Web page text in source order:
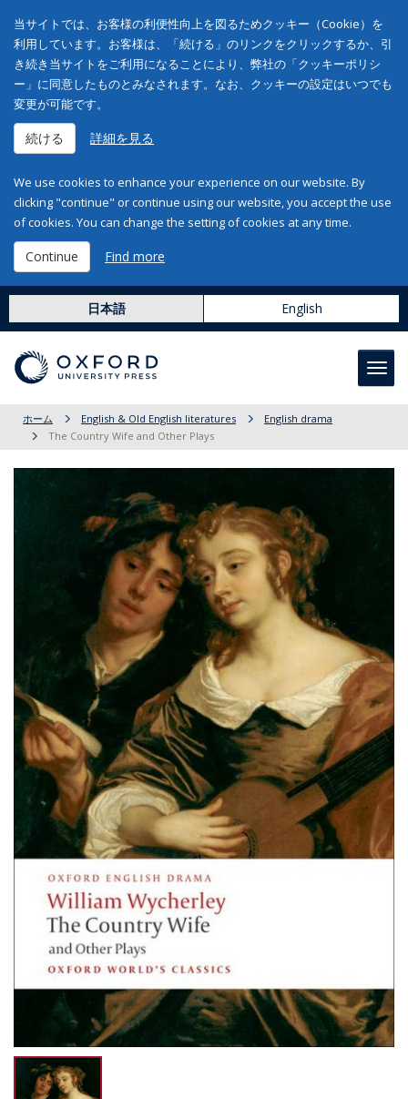
当サイトでは、お客様の利便性向上を図るためクッキー（Cookie）を
利用しています。お客様は、「続ける」のリンクをクリックするか、引
き続き当サイトをご利用になることにより、弊社の「クッキーポリシ
ー」に同意したものとみなされます。なお、クッキーの設定はいつでも
変更が可能です。
続ける 詳細を見る
We use cookies to enhance your experience on our website. By
clicking "continue" or continue using our website, you accept the use
of cookies. You can change the setting of cookies at any time.
Continue Find more
日本語 English
ホーム English & Old English literatures
English drama
The Country Wife and Other Plays